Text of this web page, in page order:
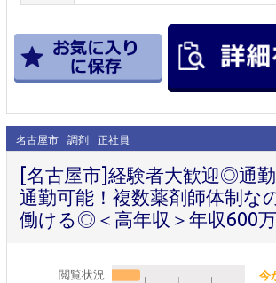
名古屋市 調剤 正社員
[名古屋市]経験者大歓迎◎通
通勤可能！複数薬剤師体制な
働ける◎＜高年収＞年収600万
閲覧状況 今